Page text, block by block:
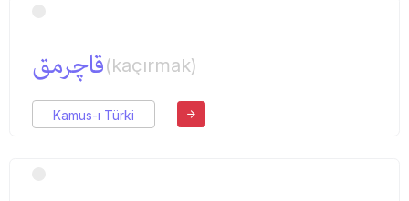
قاچرمق(kaçırmak)
Kamus-ı Türki